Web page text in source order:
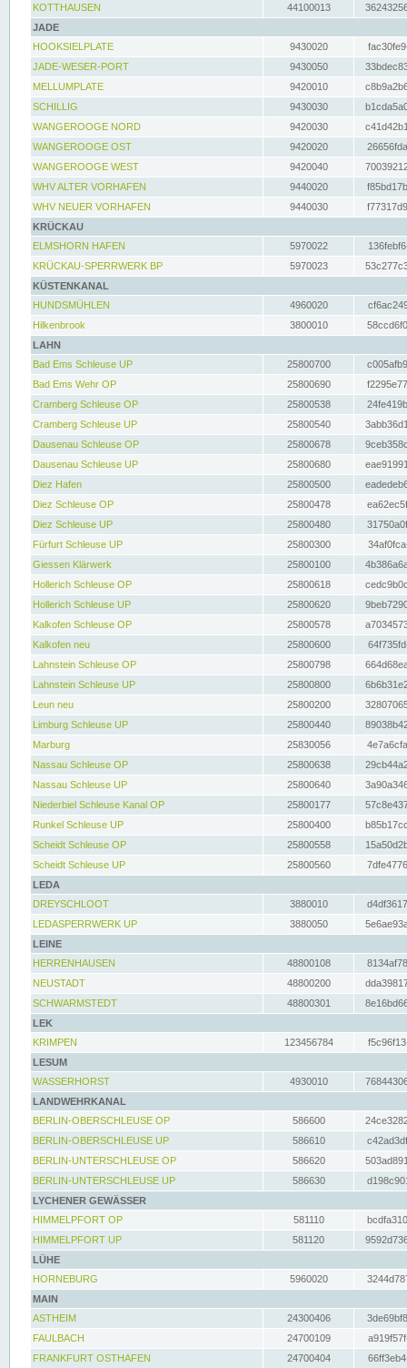
KOTTHAUSEN
44100013
JADE
HOOKSIELPLATE
9430020
JADE-WESER-PORT
9430050
MELLUMPLATE
9420010
SCHILLIG
9430030
WANGEROOGE NORD
9420030
WANGEROOGE OST
9420020
WANGEROOGE WEST
9420040
WHV ALTER VORHAFEN
9440020
WHV NEUER VORHAFEN
9440030
KRÜCKAU
ELMSHORN HAFEN
5970022
KRÜCKAU-SPERRWERK BP
5970023
KÜSTENKANAL
HUNDSMÜHLEN
4960020
Hilkenbrook
3800010
LAHN
Bad Ems Schleuse UP
25800700
Bad Ems Wehr OP
25800690
Cramberg Schleuse OP
25800538
Cramberg Schleuse UP
25800540
Dausenau Schleuse OP
25800678
Dausenau Schleuse UP
25800680
Diez Hafen
25800500
Diez Schleuse OP
25800478
Diez Schleuse UP
25800480
Fürfurt Schleuse UP
25800300
Giessen Klärwerk
25800100
Hollerich Schleuse OP
25800618
Hollerich Schleuse UP
25800620
Kalkofen Schleuse OP
25800578
Kalkofen neu
25800600
Lahnstein Schleuse OP
25800798
Lahnstein Schleuse UP
25800800
Leun neu
25800200
Limburg Schleuse UP
25800440
Marburg
25830056
Nassau Schleuse OP
25800638
Nassau Schleuse UP
25800640
Niederbiel Schleuse Kanal OP
25800177
Runkel Schleuse UP
25800400
Scheidt Schleuse OP
25800558
Scheidt Schleuse UP
25800560
LEDA
DREYSCHLOOT
3880010
LEDASPERRWERK UP
3880050
LEINE
HERRENHAUSEN
48800108
NEUSTADT
48800200
SCHWARMSTEDT
48800301
LEK
KRIMPEN
123456784
LESUM
WASSERHORST
4930010
LANDWEHRKANAL
BERLIN-OBERSCHLEUSE OP
586600
BERLIN-OBERSCHLEUSE UP
586610
BERLIN-UNTERSCHLEUSE OP
586620
BERLIN-UNTERSCHLEUSE UP
586630
LYCHENER GEWÄSSER
HIMMELPFORT OP
581110
HIMMELPFORT UP
581120
LÜHE
HORNEBURG
5960020
MAIN
ASTHEIM
24300406
FAULBACH
24700109
FRANKFURT OSTHAFEN
24700404